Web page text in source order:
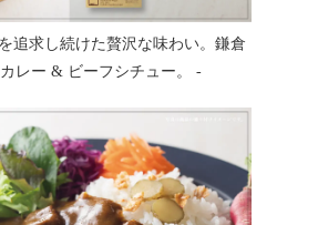
追求し続けた贅沢な味わい。鎌倉
レー & ビーフシチュー。 -